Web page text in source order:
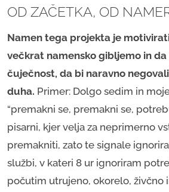
OD ZAČETKA, OD
Namen tega projekta je
večkrat namensko gibljemo in da
čuječnost, da bi naravno
duha. Primer: Dolgo sedim in
“premakni se, premakni se,
pisarni, kjer velja za neprimerno
premakniti, zato te signale
službi, v kateri 8 ur ignoriram
počutim utrujeno, okorelo, živčno